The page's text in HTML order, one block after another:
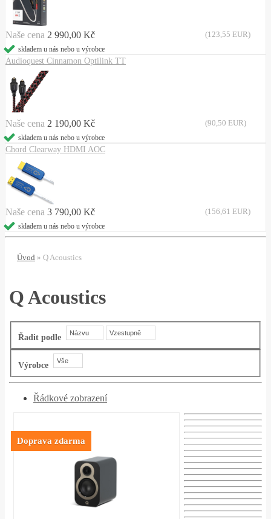
Naše cena 2 990,00 Kč (123,55 EUR)
skladem u nás nebo u výrobce
Audioquest Cinnamon Optilink TT
Naše cena 2 190,00 Kč (90,50 EUR)
skladem u nás nebo u výrobce
Chord Clearway HDMI AOC
Naše cena 3 790,00 Kč (156,61 EUR)
skladem u nás nebo u výrobce
Úvod » Q Acoustics
Q Acoustics
Řadit podle Názvu Vzestupně
Výrobce Vše
Řádkové zobrazení
Doprava zdarma